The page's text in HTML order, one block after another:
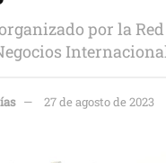
por la
27 de agosto de 2023